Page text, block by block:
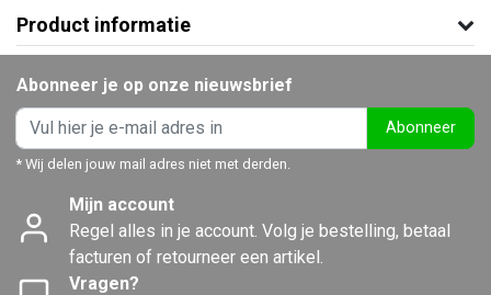
Product informatie
Abonneer je op onze nieuwsbrief
Abonneer
* Wij delen jouw mail adres niet met derden.
Mijn account
Regel alles in je account. Volg je bestelling, betaal
facturen of retourneer een artikel.
Vragen?